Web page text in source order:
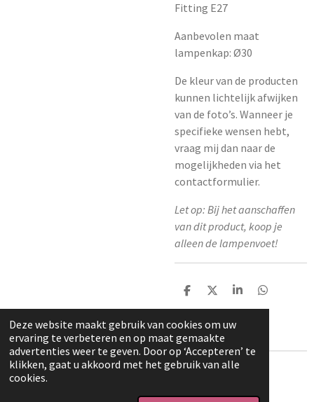
Deze website maakt gebruik van cookies om uw
ervaring te verbeteren en op maat gemaakte
advertenties weer te geven. Door op ‘Accepteren’ te
klikken, gaat u akkoord met het gebruik van alle
cookies.
Fitting E27
Aanbevolen maat
lampenkap: Ø30
De kleur van de producten
kunnen lichtelijk afwijken
van de foto’s. Wanneer je
specifieke wensen hebt,
vraag mij dan naar de
mogelijkheden via het
contactformulier.
Let op: Bij het aanschaffen
van dit product, koop je
alleen de lampenvoet!
D
e
n
D
l
S
D
© 2025 - 2026 Mijn Boetwaar